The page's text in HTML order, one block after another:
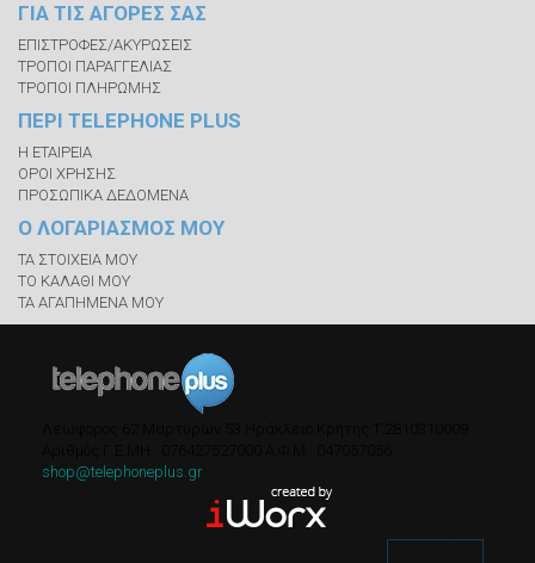
ΓΙΑ ΤΙΣ ΑΓΟΡΕΣ ΣΑΣ
ΕΠΙΣΤΡΟΦΕΣ/ΑΚΥΡΩΣΕΙΣ
ΤΡΟΠΟΙ ΠΑΡΑΓΓΕΛΙΑΣ
ΤΡΟΠΟΙ ΠΛΗΡΩΜΗΣ
ΠΕΡΙ TELEPHONE PLUS
Η ΕΤΑΙΡΕΙΑ
ΟΡΟΙ ΧΡΗΣΗΣ
ΠΡΟΣΩΠΙΚΑ ΔΕΔΟΜΕΝΑ
Ο ΛΟΓΑΡΙΑΣΜΟΣ ΜΟΥ
ΤΑ ΣΤΟΙΧΕΙΑ ΜΟΥ
ΤΟ ΚΑΛΑΘΙ ΜΟΥ
ΤΑ ΑΓΑΠΗΜΕΝΑ ΜΟΥ
shop@telephoneplus.gr